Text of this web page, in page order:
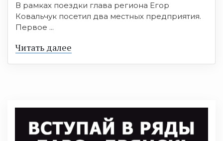
В рамках поездки глава региона Егор
Ковальчук посетил два местных предприятия.
Первое ...
Читать далее